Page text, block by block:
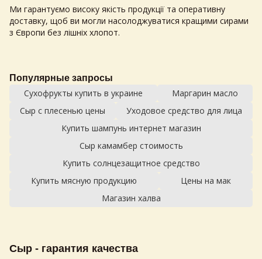
Ми гарантуємо високу якість продукції та оперативну
доставку, щоб ви могли насолоджуватися кращими сирами
з Європи без лішніх хлопот.
Популярные запросы
Сухофрукты купить в украине
Маргарин масло
Сыр с плесенью цены
Уходовое средство для лица
Купить шампунь интернет магазин
Сыр камамбер стоимость
Купить солнцезащитное средство
Купить мясную продукцию
Цены на мак
Магазин халва
Сыр - гарантия качества